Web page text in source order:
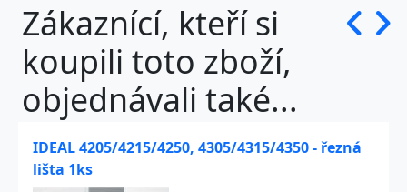
Zákaznící, kteří si
koupili toto zboží,
objednávali také...
IDEAL 4205/4215/4250, 4305/4315/4350 - řezná
lišta 1ks